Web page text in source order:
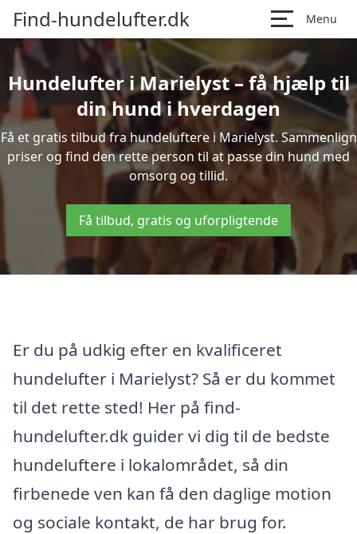
Find-hundelufter.dk Menu
Hundelufter i Marielyst – få hjælp til
din hund i hverdagen
Få et gratis tilbud fra hundeluftere i Marielyst. Sammenlign
priser og find den rette person til at passe din hund med
omsorg og tillid.
Få tilbud, gratis og uforpligtende
Er du på udkig efter en kvalificeret
hundelufter i Marielyst? Så er du kommet
til det rette sted! Her på find-
hundelufter.dk guider vi dig til de bedste
hundeluftere i lokalområdet, så din
firbenede ven kan få den daglige motion
og sociale kontakt, de har brug for.